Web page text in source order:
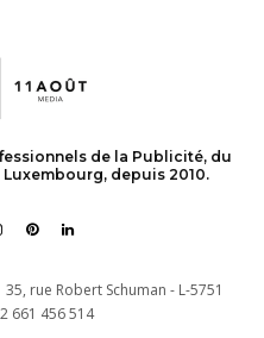
de la Publicité, du
depuis 2010.
rue Robert Schuman - L-5751
661 456 514